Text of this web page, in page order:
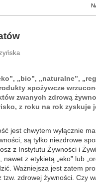
„bio”, „naturalne”,
spożywcze
zwanych zdrową
z roku na rok zyskuje
jest chwytem wyłącznie
są tylko niezdrowe
z Instytutu Żywności i
nawet z etykietą „eko” lub
Ważniejsza jest zatem
tzw. zdrowej żywności. Czy